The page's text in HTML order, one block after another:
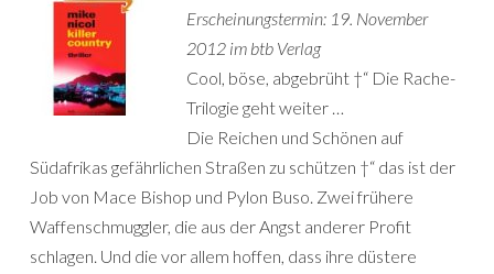
Erscheinungstermin: 19. November
2012 im btb Verlag
Cool, böse, abgebrüht †“ Die Rache-
Trilogie geht weiter …
Die Reichen und Schönen auf
Südafrikas gefährlichen Straßen zu schützen †“ das ist der
Job von Mace Bishop und Pylon Buso. Zwei frühere
Waffenschmuggler, die aus der Angst anderer Profit
schlagen. Und die vor allem hoffen, dass ihre düstere